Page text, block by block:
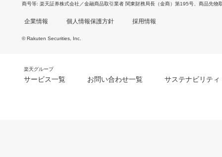
商号等 楽天証券株式会社／金融商品取引業者 関東財務局長（金商）第195号、商品先物
企業情報 個人情報保護方針 採用情報
© Rakuten Securities, Inc.
楽天グループ
サービス一覧 お問い合わせ一覧 サステナビリティ